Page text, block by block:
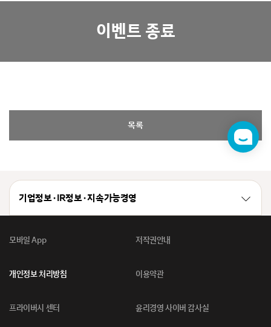
이벤트 종료
목록
챗
봇
기업정보 · IR정보 · 지속가능경영
모바일 App 저작권안내
개인정보 처리방침 이용약관
프라이버시 센터 윤리경영 사이버 감사실